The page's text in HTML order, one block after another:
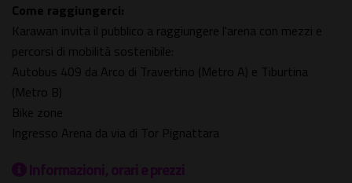
Come raggiungerci:
Karawan invita il pubblico a raggiungere l'arena con mezzi e
percorsi di mobilità sostenibile:
Autobus 409 da Arco di Travertino (Metro A) e Tiburtina
(Metro B)
Bike zone
Ingresso Arena da via di Tor Pignattara
Informazioni, orari e prezzi